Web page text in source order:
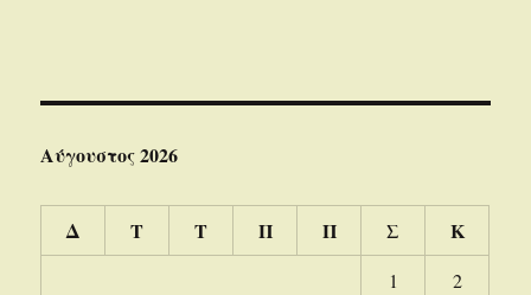
Αύγουστος 2026
Δ Τ Τ Π Π Σ Κ
1
2